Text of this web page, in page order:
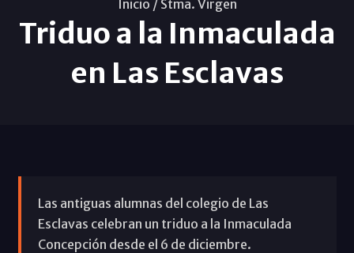
Inicio / Stma. Virgen
Triduo a la Inmaculada
en Las Esclavas
Las antiguas alumnas del colegio de Las
Esclavas celebran un triduo a la Inmaculada
Concepción desde el 6 de diciembre.